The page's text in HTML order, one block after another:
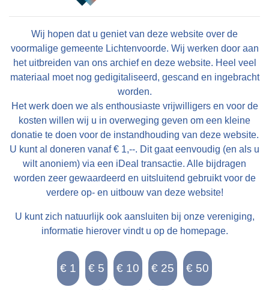
Wij hopen dat u geniet van deze website over de
voormalige gemeente Lichtenvoorde. Wij werken door aan
het uitbreiden van ons archief en deze website. Heel veel
materiaal moet nog gedigitaliseerd, gescand en ingebracht
worden.
Het werk doen we als enthousiaste vrijwilligers en voor de
kosten willen wij u in overweging geven om een kleine
donatie te doen voor de instandhouding van deze website.
U kunt al doneren vanaf € 1,--. Dit gaat eenvoudig (en als u
wilt anoniem) via een iDeal transactie. Alle bijdragen
worden zeer gewaardeerd en uitsluitend gebruikt voor de
verdere op- en uitbouw van deze website!
U kunt zich natuurlijk ook aansluiten bij onze vereniging,
informatie hierover vindt u op de homepage.